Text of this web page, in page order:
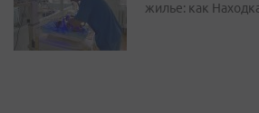
жилье: как